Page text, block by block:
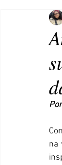
na